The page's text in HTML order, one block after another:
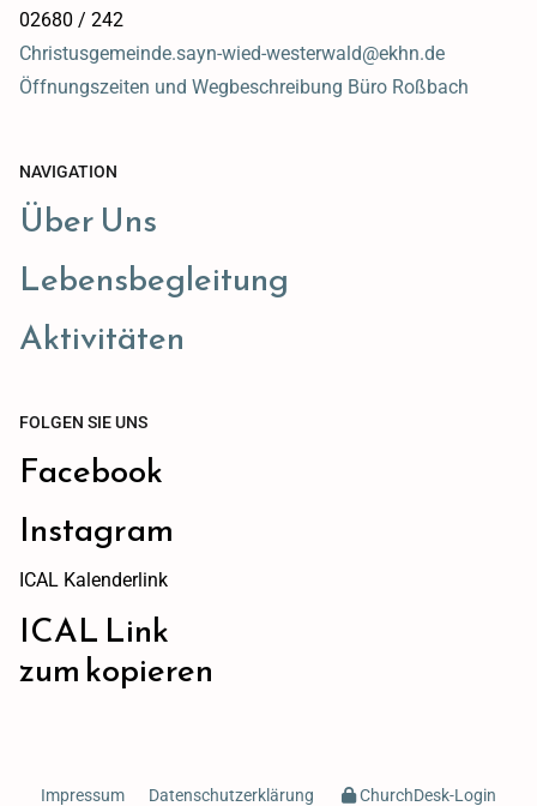
02680 / 242
Christusgemeinde.sayn-wied-westerwald@ekhn.de
Öffnungszeiten und Wegbeschreibung Büro Roßbach
NAVIGATION
Über Uns
Lebensbegleitung
Aktivitäten
FOLGEN SIE UNS
Facebook
Instagram
ICAL Kalenderlink
ICAL Link
zum kopieren
Impressum Datenschutzerklärung ChurchDesk-Login